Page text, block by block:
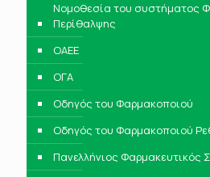
Νομοθεσία του συστήματος
Περίθαλψης
ΟΑΕΕ
ΟΓΑ
Οδηγός του Φαρμακοποιού
Οδηγός του Φαρμακοποιού
Πανελλήνιος Φαρμακευτικός